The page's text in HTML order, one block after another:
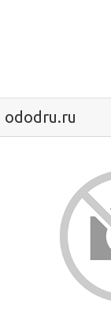
ododru.ru